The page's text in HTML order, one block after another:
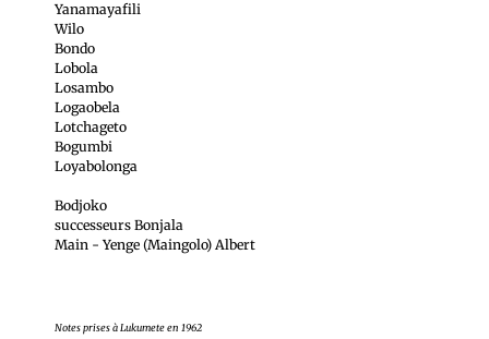
Yanamayafili
Wilo
Bondo
Lobola
Losambo
Logaobela
Lotchageto
Bogumbi
Loyabolonga
Bodjoko
successeurs Bonjala
Main - Yenge (Maingolo) Albert
Notes prises à Lukumete en 1962